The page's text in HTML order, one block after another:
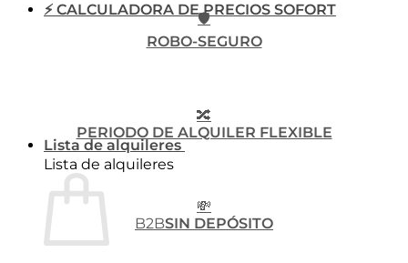
⚡ CALCULADORA DE PRECIOS SOFORT
Lista de alquileres
Lista de alquileres
🛡️
ROBO-SEGURO
🔀
PERIODO DE ALQUILER FLEXIBLE
💸
B2BSIN DEPÓSITO